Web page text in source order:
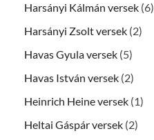
Harsányi Kálmán versek (6)
Harsányi Zsolt versek (2)
Havas Gyula versek (5)
Havas István versek (2)
Heinrich Heine versek (1)
Heltai Gáspár versek (2)